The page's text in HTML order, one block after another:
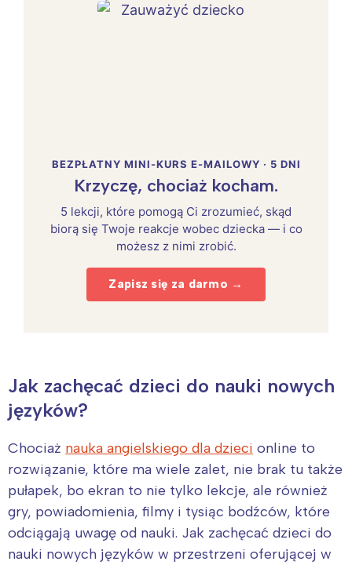
BEZPŁATNY MINI-KURS E-MAILOWY · 5 DNI
Krzyczę, chociaż kocham.
5 lekcji, które pomogą Ci zrozumieć, skąd
biorą się Twoje reakcje wobec dziecka — i co
możesz z nimi zrobić.
Zapisz się za darmo →
Jak zachęcać dzieci do nauki nowych
języków?
Chociaż nauka angielskiego dla dzieci online to
rozwiązanie, które ma wiele zalet, nie brak tu także
pułapek, bo ekran to nie tylko lekcje, ale również
gry, powiadomienia, filmy i tysiąc bodźców, które
odciągają uwagę od nauki. Jak zachęcać dzieci do
nauki nowych języków w przestrzeni oferującej w